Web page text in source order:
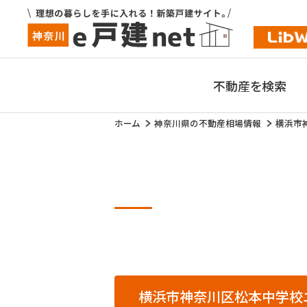
不動産を検索
ホーム 神奈川県の不動産相場情報 横浜市
横浜市神奈川区松本中学校